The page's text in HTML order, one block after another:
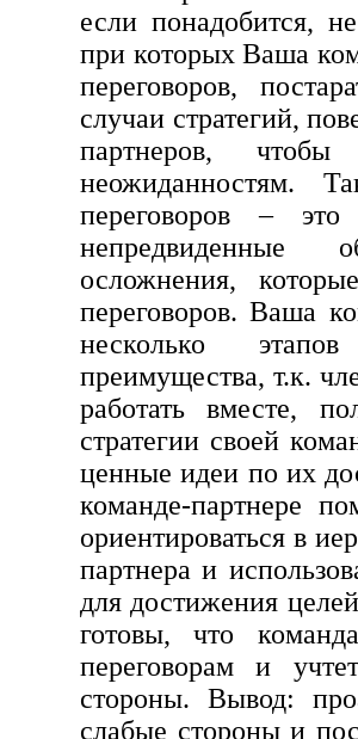
если понадобится,
при которых Ваша
переговоров,
случаи стратегий,
партнеров,
неожиданностям.
переговоров –
непредвиденные
осложнения,
переговоров. Ваша
несколько
преимущества, т.к.
работать вместе,
стратегии своей
ценные идеи по их
команде-партнере
ориентироваться в
партнера и
для достижения
готовы, что
переговорам и
стороны. Вывод:
слабые стороны и